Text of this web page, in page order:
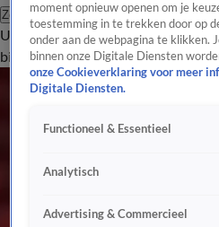
Zoeken
UitzendingenVandaag InsideDe
bijwonen
moment opnieuw openen om je
toestemming in te trekken door op
onder aan de webpagina te klikken.
binnen onze Digitale Diensten
onze Cookieverklaring voor meer
Digitale Diensten.
Functioneel & Essentieel
Analytisch
Advertising & Commercieel